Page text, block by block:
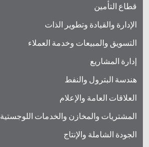
قطاع التأمين
الإدارة والقيادة وتطوير الذات
التسويق والمبيعات وخدمة العملاء
إدارة المشاريع
هندسة البترول والنفط
العلاقات العامة والإعلام
المشتريات والمخازن والخدمات اللوجستية
الجودة الشاملة والإنتاج